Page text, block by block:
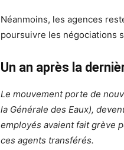
Néanmoins, les agences
poursuivre les négociations
Un an après la
Le mouvement porte de
la Générale des Eaux),
employés avaient fait grève
ces agents transférés.